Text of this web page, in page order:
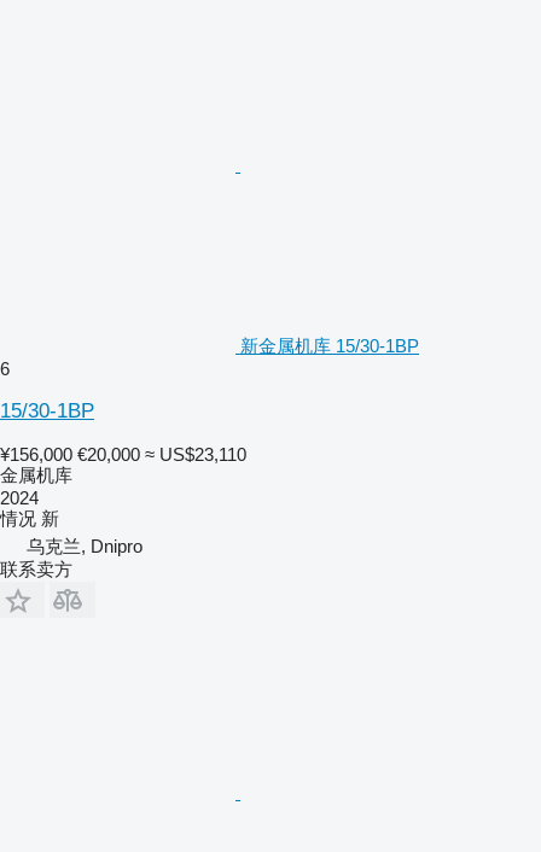
新金属机库 15/30-1BP
6
15/30-1BP
¥156,000 €20,000 ≈ US$23,110
金属机库
2024
情况 新
乌克兰, Dnipro
联系卖方